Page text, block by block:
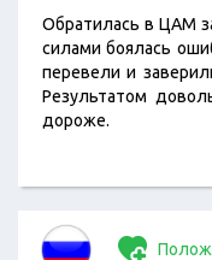
Обратилась в ЦАМ
силами боялась
перевели и
Результатом
дороже.